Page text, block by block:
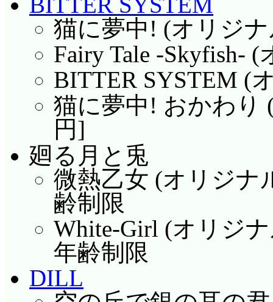
猫に夢中! (オリジ
Fairy Tale -Skyfish-
BITTER SYSTEM (
猫に夢中! おかわり
円]
廻る月と兎
微熱乙女 (オリジ
齢制限
White-Girl (オリジ
年齢制限
DILL